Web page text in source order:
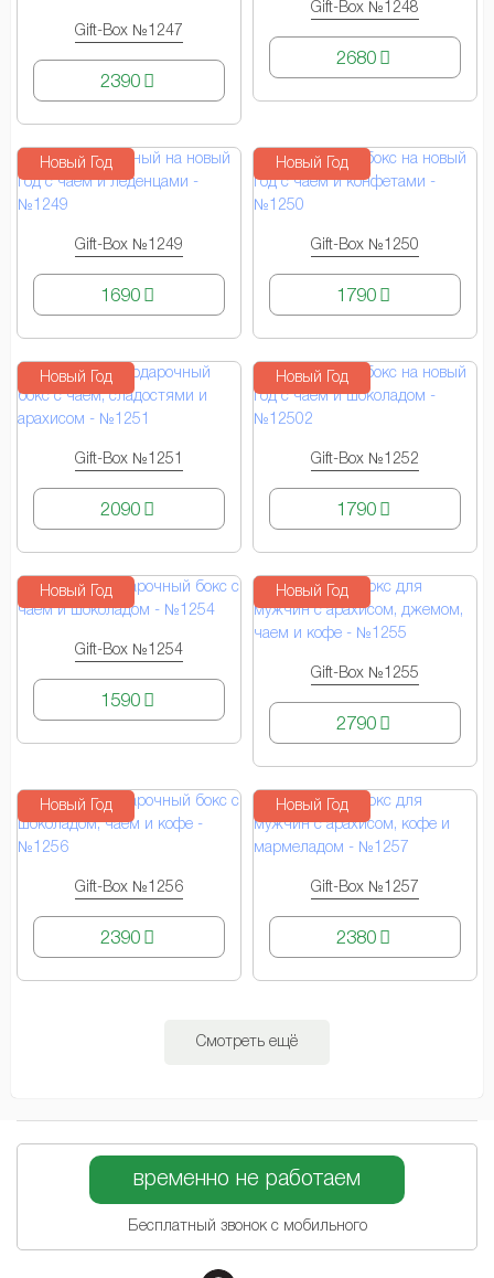
Gift-Box №1247
КУПИТЬ
2390
Gift-Box №1248
КУПИТЬ
2680
Новый Год
Gift-Box №1249
КУПИТЬ
1690
Новый Год
Gift-Box №1250
КУПИТЬ
1790
Новый Год
Gift-Box №1251
КУПИТЬ
2090
Новый Год
Gift-Box №1252
КУПИТЬ
1790
Новый Год
Gift-Box №1254
КУПИТЬ
1590
Новый Год
Gift-Box №1255
КУПИТЬ
2790
Новый Год
Gift-Box №1256
КУПИТЬ
2390
Новый Год
Gift-Box №1257
КУПИТЬ
2380
Смотреть ещё
временно не работаем
Бесплатный звонок с мобильного